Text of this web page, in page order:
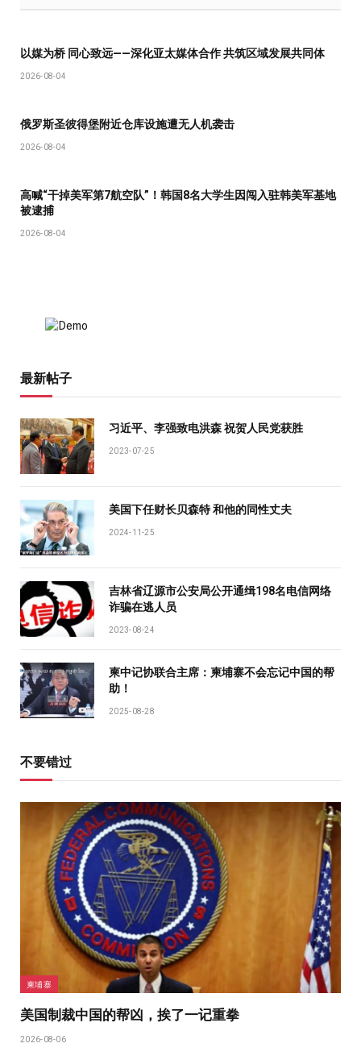
以媒为桥 同心致远——深化亚太媒体合作 共筑区域发展共同体
2026-08-04
俄罗斯圣彼得堡附近仓库设施遭无人机袭击
2026-08-04
高喊“干掉美军第7航空队”！韩国8名大学生因闯入驻韩美军基地
被逮捕
2026-08-04
最新帖子
习近平、李强致电洪森 祝贺人民党获胜
2023-07-25
美国下任财长贝森特 和他的同性丈夫
2024-11-25
吉林省辽源市公安局公开通缉198名电信网络
诈骗在逃人员
2023-08-24
柬中记协联合主席：柬埔寨不会忘记中国的帮
助！
2025-08-28
不要错过
柬埔寨
美国制裁中国的帮凶，挨了一记重拳
2026-08-06